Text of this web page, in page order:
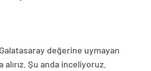
değerine uymayan
alırız. Şu anda inceliyoruz.